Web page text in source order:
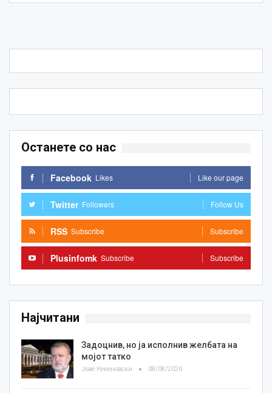
Останете со нас
Facebook Likes Like our page
Twitter Followers Follow Us
RSS Subscribe Subscribe
Plusinfomk Subscribe Subscribe
Најчитани
Задоцнив, но ја исполнив желбата на
мојот татко
Јове Кекеновски 08/08/2026